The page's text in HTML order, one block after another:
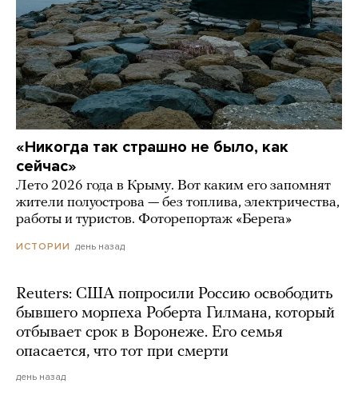
«Никогда так страшно не было, как
сейчас»
Лето 2026 года в Крыму. Вот каким его запомнят
жители полуострова — без топлива, электричества,
работы и туристов. Фоторепортаж «Берега»
ИСТОРИИ день назад
Reuters: США попросили Россию освободить
бывшего морпеха Роберта Гилмана, который
отбывает срок в Воронеже. Его семья
опасается, что тот при смерти
день назад